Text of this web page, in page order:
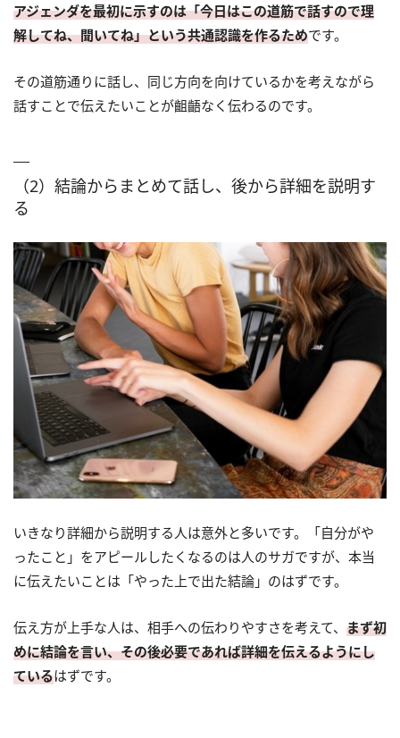
アジェンダを最初に示すのは「今日はこの道筋で話すので理
解してね、聞いてね」という共通認識を作るためです。
その道筋通りに話し、同じ方向を向けているかを考えながら
話すことで伝えたいことが齟齬なく伝わるのです。
（2）結論からまとめて話し、後から詳細を説明す
る
いきなり詳細から説明する人は意外と多いです。「自分がや
ったこと」をアピールしたくなるのは人のサガですが、本当
に伝えたいことは「やった上で出た結論」のはずです。
伝え方が上手な人は、相手への伝わりやすさを考えて、 まず初
めに結論を言い、その後必要であれば詳細を伝えるようにし
ているはずです。